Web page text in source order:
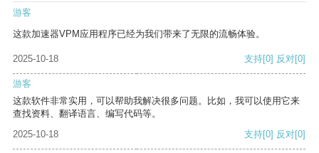
游客
这款加速器VPM应用程序已经为我们带来了无限的流畅体验。
2025-10-18 支持[0] 反对[0]
游客
这款软件非常实用，可以帮助我解决很多问题。比如，我可以使用它来
查找资料、翻译语言、编写代码等。
2025-10-18
支持[0] 反对[0]